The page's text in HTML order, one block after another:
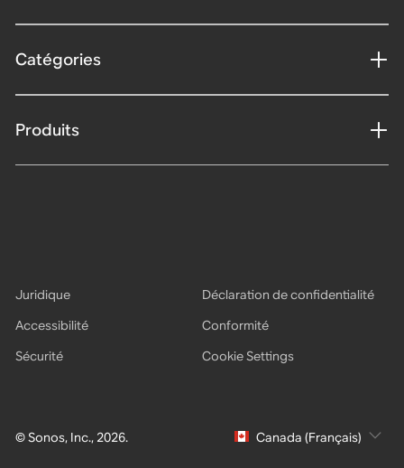
Catégories
Produits
© Sonos, Inc., 2026.
Juridique
Déclaration de confidentialité
Accessibilité
Conformité
Sécurité
Cookie Settings
Canada (Français)